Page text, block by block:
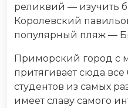
реликвий — изучить
Королевский
популярный пляж —
Приморский город с
притягивает сюда
студентов из самых
имеет славу самого